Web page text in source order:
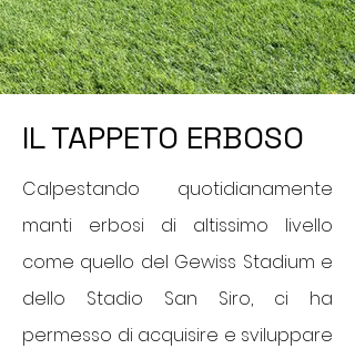
IL TAPPETO ERBOSO
Calpestando quotidianamente
manti erbosi di altissimo livello
come quello del Gewiss Stadium e
dello Stadio San Siro, ci ha
permesso di acquisire e sviluppare